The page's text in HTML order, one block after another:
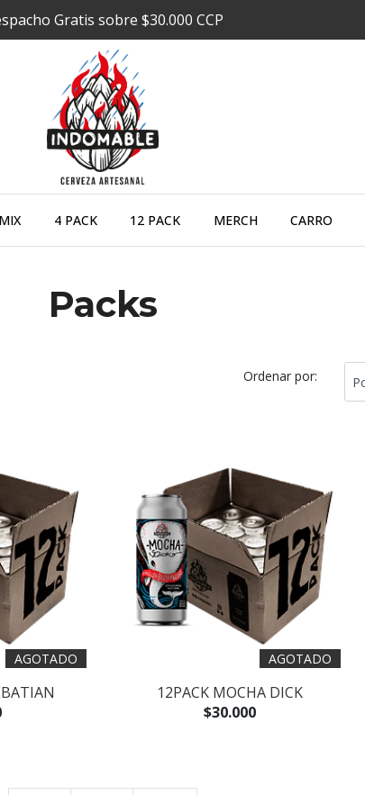
Gratis sobre $30.000 CCP
4 PACK 12 PACK MERCH CARRO
Packs
Ordenar por:
AGOTADO AGOTADO
12PACK MOCHA DICK
$30.000